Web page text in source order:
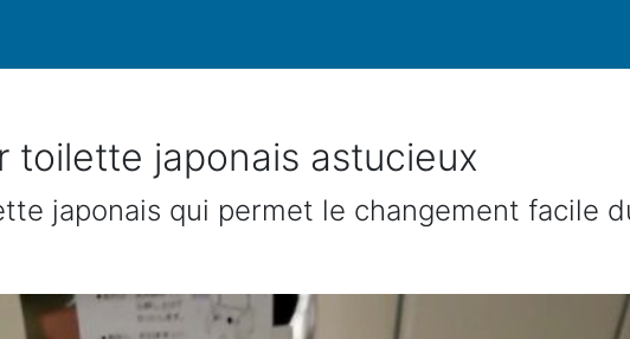
toilette japonais astucieux
japonais qui permet le changement facile